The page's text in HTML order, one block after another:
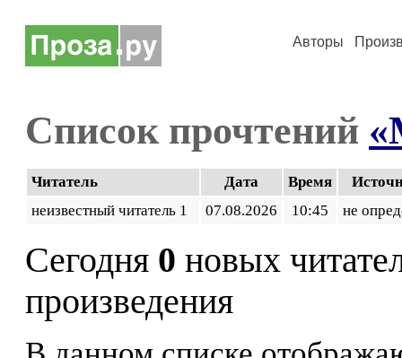
Авторы
Список прочтений
Читатель Дата Время
неизвестный читатель 1
07.08.2026 10:45 не
Сегодня 0 новых
произведения